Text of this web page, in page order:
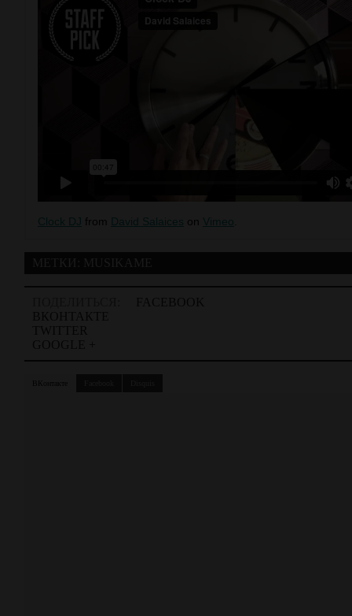
Clock DJ from David Salaices on Vimeo
ВКонтакте